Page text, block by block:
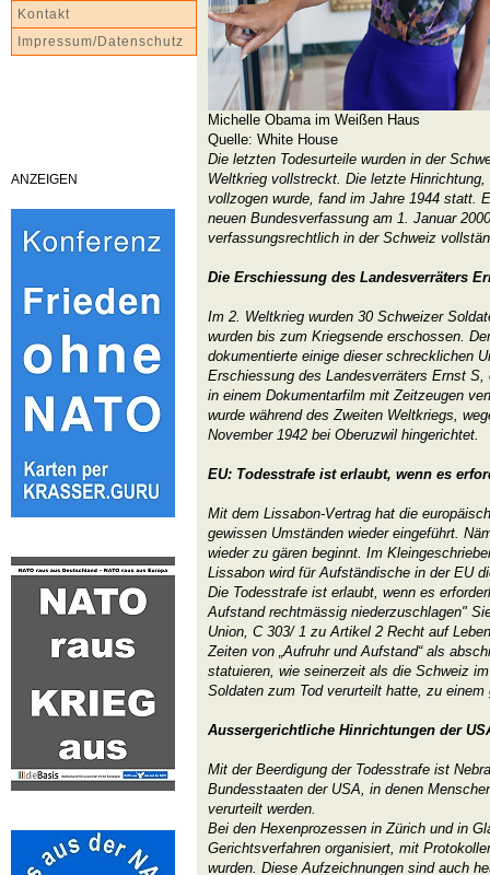
Kontakt
Impressum/Datenschutz
ANZEIGEN
Michelle Obama im Weißen Haus
Quelle: White House
Die letzten Todesurteile wurden in der
Weltkrieg vollstreckt. Die letzte
vollzogen wurde, fand im Jahre 1944 statt.
neuen Bundesverfassung am 1. Januar
verfassungsrechtlich in der Schweiz
Die Erschiessung des Landesverräters
Im 2. Weltkrieg wurden 30 Schweizer
wurden bis zum Kriegsende erschossen.
dokumentierte einige dieser schrecklichen
Erschiessung des Landesverräters Ernst
in einem Dokumentarfilm mit Zeitzeugen
wurde während des Zweiten Weltkriegs,
November 1942 bei Oberuzwil hingerichtet.
EU: Todesstrafe ist erlaubt, wenn es
Mit dem Lissabon-Vertrag hat die
gewissen Umständen wieder eingeführt.
wieder zu gären beginnt. Im
Lissabon wird für Aufständische in der EU
Die Todesstrafe ist erlaubt, wenn es
Aufstand rechtmässig niederzuschlagen"
Union, C 303/ 1 zu Artikel 2 Recht auf
Zeiten von „Aufruhr und Aufstand“ als
statuieren, wie seinerzeit als die Schweiz
Soldaten zum Tod verurteilt hatte, zu einem
Aussergerichtliche Hinrichtungen der
Mit der Beerdigung der Todesstrafe ist
Bundesstaaten der USA, in denen
verurteilt werden.
Bei den Hexenprozessen in Zürich und in
Gerichtsverfahren organisiert, mit
wurden. Diese Aufzeichnungen sind auch